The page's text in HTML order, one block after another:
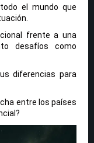
el mundo que
frente a una
desafíos como
diferencias para
entre los países